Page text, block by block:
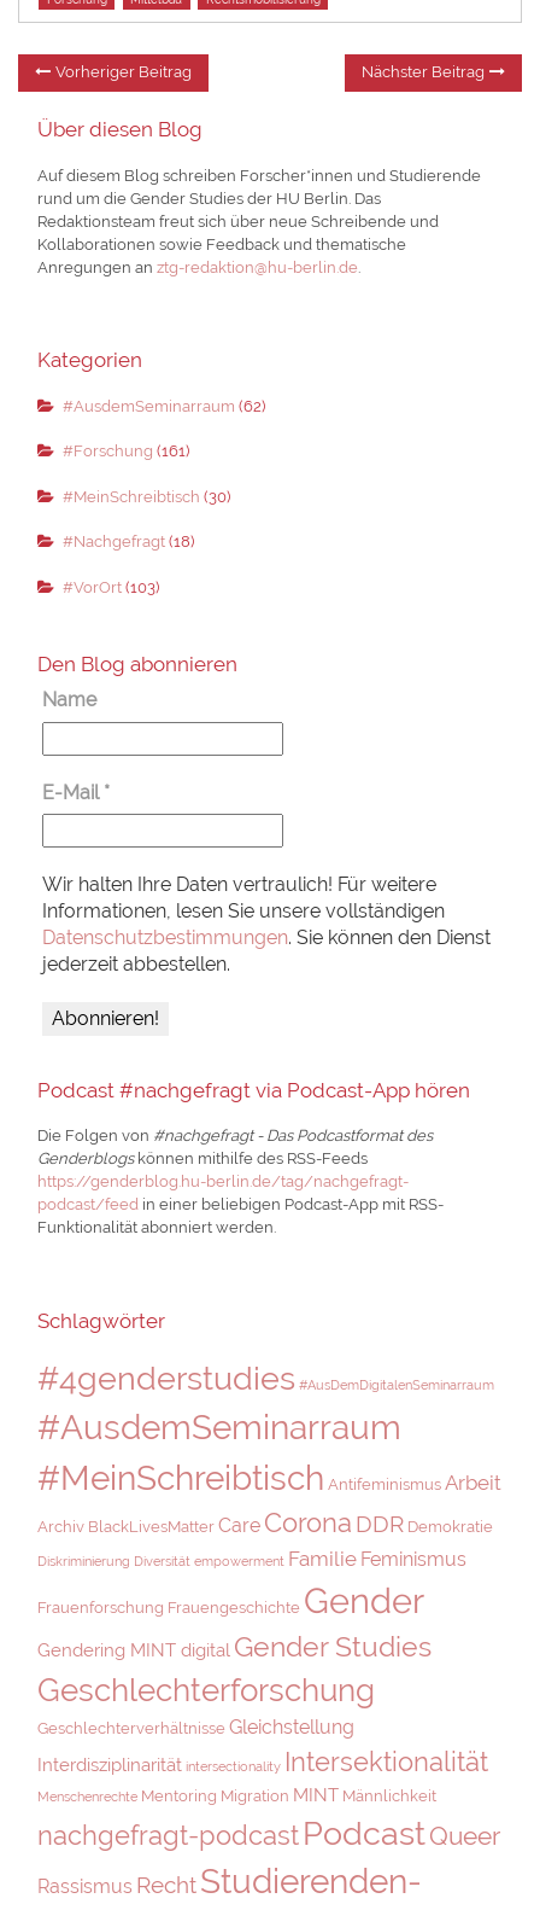
Beitragsnavigation
Vorheriger Beitrag Nächster Beitrag
Über diesen Blog
Auf diesem Blog schreiben Forscher*innen und Studierende
rund um die Gender Studies der HU Berlin. Das
Redaktionsteam freut sich über neue Schreibende und
Kollaborationen sowie Feedback und thematische
Anregungen anztg-redaktion@hu-berlin.de
Kategorien
#AusdemSeminarraum (62)
#Forschung (161)
#MeinSchreibtisch (30)
#Nachgefragt(18)
#VorOrt(103)
Den Blog abonnieren
Name
E-Mail *
Wir halten Ihre Daten vertraulich! Für weitere
Informationen, lesen Sie unsere vollständigen
Datenschutzbestimmungen. Sie können den Dienst
jederzeit abbestellen.
Podcast #nachgefragt via Podcast-App hören
Die Folgen von #nachgefragt - Das Podcastformat des
Genderblogskönnen mithilfe des RSS-Feeds
https://genderblog.hu-berlin.de/tag/nachgefragt-
podcast/feed in einer beliebigen Podcast-App mit RSS-
Funktionalität abonniert werden.
Schlagwörter
#4genderstudies #AusDemDigitalenSeminarraum
#AusdemSeminarraum
#MeinSchreibtisch Antifeminismus Arbeit
Archiv BlackLivesMatter Care Corona DDR Demokratie
Diskriminierung Diversität empowerment Familie Feminismus
Frauenforschung Frauengeschichte Gender
Gendering MINT digital Gender Studies
Geschlechterforschung
Geschlechterverhältnisse Gleichstellung
Interdisziplinarität intersectionality Intersektionalität
Menschenrechte Mentoring Migration MINT Männlichkeit
nachgefragt-podcastPodcastQueer
Rassismus RechtStudierenden-